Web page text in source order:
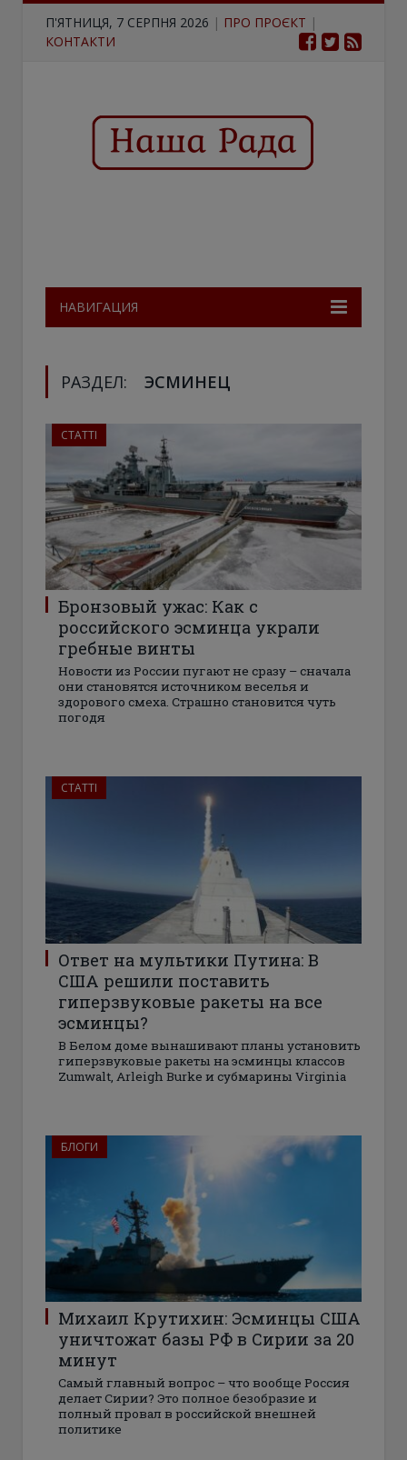
П'ЯТНИЦЯ, 7 СЕРПНЯ 2026 | ПРО ПРОЄКТ |
КОНТАКТИ
НАВИГАЦИЯ
РАЗДЕЛ: ЭСМИНЕЦ
СТАТТІ
Бронзовый ужас: Как с
российского эсминца украли
гребные винты
Новости из России пугают не сразу – сначала
они становятся источником веселья и
здорового смеха. Страшно становится чуть
погодя
СТАТТІ
Ответ на мультики Путина: В
США решили поставить
гиперзвуковые ракеты на все
эсминцы?
В Белом доме вынашивают планы установить
гиперзвуковые ракеты на эсминцы классов
Zumwalt, Arleigh Burke и субмарины Virginia
БЛОГИ
Михаил Крутихин: Эсминцы США
уничтожат базы РФ в Сирии за 20
минут
Самый главный вопрос – что вообще Россия
делает Сирии? Это полное безобразие и
полный провал в российской внешней
политике